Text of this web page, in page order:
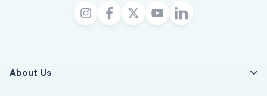
About Us